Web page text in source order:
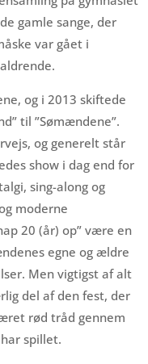
gamle sange, der
var gået i
og i 2013 skiftede
til ”Sømændene”.
og generelt står
show i dag end for
sing-along og
moderne
20 (år) op” være en
egne og ældre
Men vigtigst af alt
del af den fest, der
rød tråd gennem
spillet.